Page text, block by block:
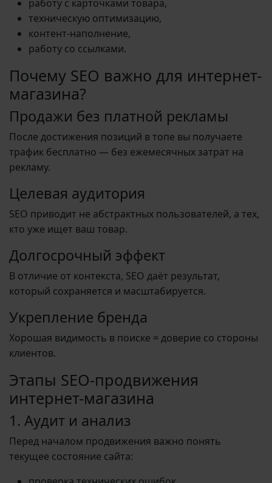
работу с карточками товара,
техническую оптимизацию,
контент-наполнение,
работу со ссылками.
Почему SEO важно для интернет-
магазина?
Продажи без платной рекламы
После достижения позиций в топе вы получаете
трафик бесплатно — без ежемесячных затрат на
рекламу.
Целевая аудитория
SEO приводит не абстрактных пользователей, а тех,
кто уже ищет ваш товар.
Долгосрочный эффект
В отличие от контекста, SEO даёт результат,
который сохраняется и масштабируется.
Укрепление бренда
Хорошая видимость в поиске = доверие со стороны
клиентов.
Этапы SEO-продвижения
интернет-магазина
1. Аудит и анализ
Перед началом продвижения важно понять
текущее состояние сайта: